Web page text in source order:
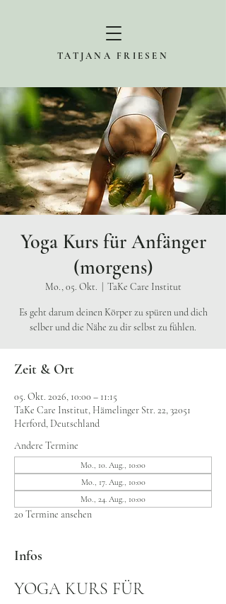
TATJANA FRIESEN
Yoga Kurs für Anfänger
(morgens)
Mo., 05. Okt. TaKe Care Institut
Es geht darum deinen Körper zu spüren und dich
selber und die Nähe zu dir selbst zu fühlen.
Zeit & Ort
05. Okt. 2026, 10:00 – 11:15
TaKe Care Institut, Hämelinger Str. 22, 32051
Herford, Deutschland
Andere Termine
Mo., 10. Aug., 10:00
Mo., 17. Aug., 10:00
Mo., 24. Aug., 10:00
20 Termine ansehen
Infos
YOGA KURS FÜR